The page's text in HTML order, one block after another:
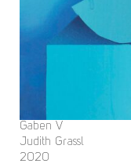
Gaben V
Judith Grassl
2020